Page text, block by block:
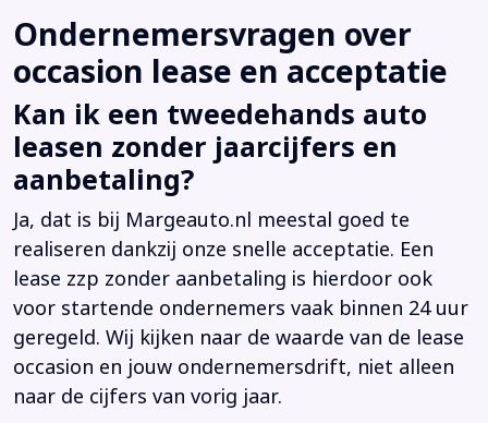
Ondernemersvragen over
occasion lease en acceptatie
Kan ik een tweedehands auto
leasen zonder jaarcijfers en
aanbetaling?
Ja, dat is bij Margeauto.nl meestal goed te
realiseren dankzij onze snelle acceptatie. Een
lease zzp zonder aanbetaling is hierdoor ook
voor startende ondernemers vaak binnen 24 uur
geregeld. Wij kijken naar de waarde van de lease
occasion en jouw ondernemersdrift, niet alleen
naar de cijfers van vorig jaar.